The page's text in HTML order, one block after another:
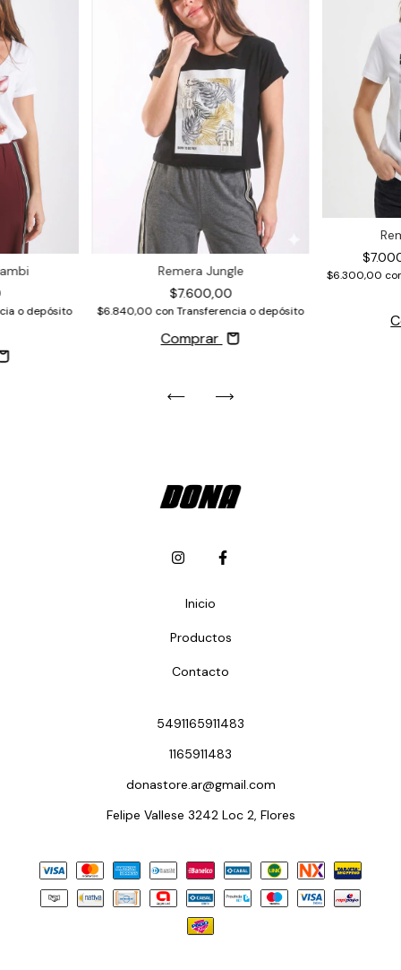
o depósito
Remera Jungle
$7.600,00
$6.840,00 con Transferencia o depósito
Comprar
$6.300,00
Inicio
Productos
Contacto
5491165911483
1165911483
donastore.ar@gmail.com
Felipe Vallese 3242 Loc 2, Flores